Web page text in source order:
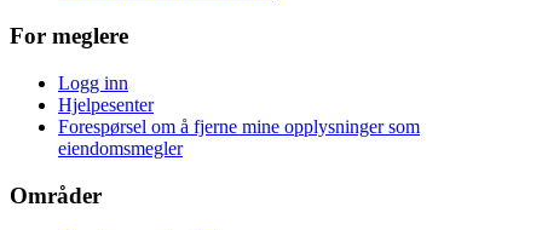
For meglere
Logg inn
Hjelpesenter
Forespørsel om å fjerne mine opplysninger som
eiendomsmegler
Områder